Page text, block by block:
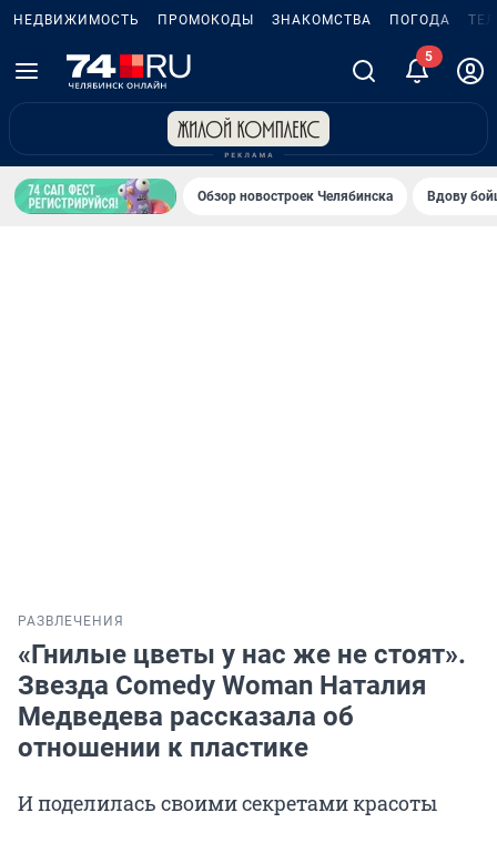
НЕДВИЖИМОСТЬ ПРОМОКОДЫ ЗНАКОМСТВА ПОГОДА
Обзор новостроек Челябинска Вдову
РАЗВЛЕЧЕНИЯ
«Гнилые цветы у нас же не стоят».
Звезда Comedy Woman Наталия
Медведева рассказала об
отношении к пластике
И поделилась своими секретами красоты